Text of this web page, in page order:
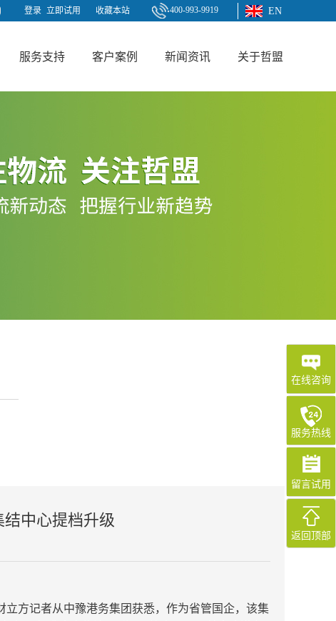
400-993-9919 EN
收藏本站
立即试用
登录
服务支持 客户案例 新闻资讯 关于哲盟
中心提档升级
方记者从中豫港务集团获悉，作为省管国企，该集
在线咨询
服务热线
留言试用
返回顶部